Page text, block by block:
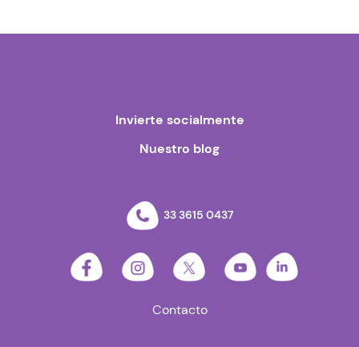
Invierte socialmente
Nuestro blog
33 3615 0437
Contacto